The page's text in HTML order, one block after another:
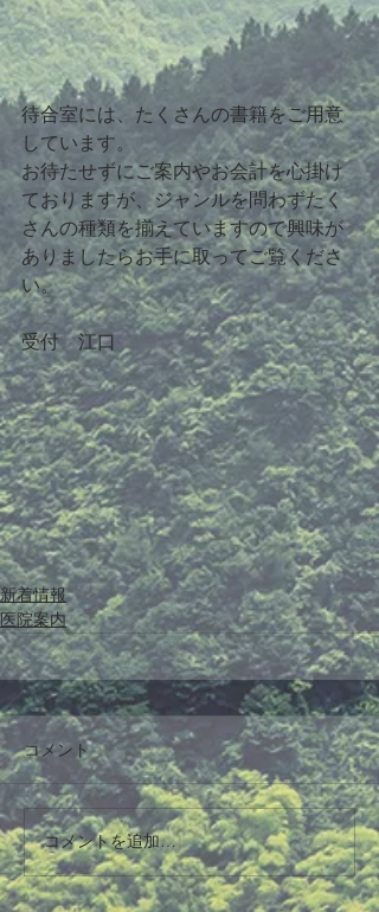
待合室には、たくさんの書籍をご用意
しています。
お待たせずにご案内やお会計を心掛け
ておりますが、ジャンルを問わずたく
さんの種類を揃えていますので興味が
ありましたらお手に取ってご覧くださ
い。
受付　江口
新着情報
医院案内
コメント
コメントを追加…